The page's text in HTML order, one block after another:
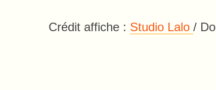
Crédit affiche : Studio Lalo /